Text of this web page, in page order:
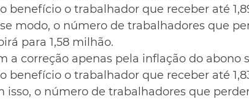
benefício o trabalhador que receber até
modo, o número de trabalhadores que
para 1,58 milhão.
a correção apenas pela inflação do abono
benefício o trabalhador que receber até
isso, o número de trabalhadores que